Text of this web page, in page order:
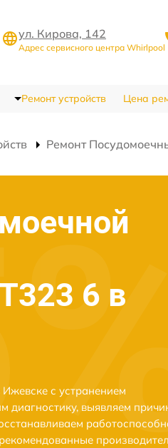
ул. Кирова, 142
Адрес сервисного центра Whirlpool
Ремонт устройств Цена
Ремонт
6 в
с устранением
диагностику, выявляем